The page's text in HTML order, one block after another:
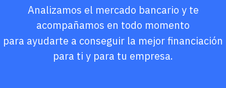
Analizamos el mercado bancario y te
acompañamos en todo momento
para ayudarte a conseguir la mejor financiación
para ti y para tu empresa.